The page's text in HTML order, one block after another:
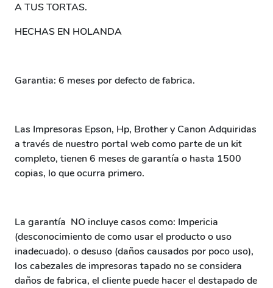
A TUS TORTAS.
HECHAS EN HOLANDA
Garantia: 6 meses por defecto de fabrica.
Las Impresoras Epson, Hp, Brother y Canon Adquiridas
a través de nuestro portal web como parte de un kit
completo, tienen 6 meses de garantía o hasta 1500
copias, lo que ocurra primero.
La garantía NO incluye casos como: Impericia
(desconocimiento de como usar el producto o uso
inadecuado). o desuso (daños causados por poco uso),
los cabezales de impresoras tapado no se considera
daños de fabrica, el cliente puede hacer el destapado de